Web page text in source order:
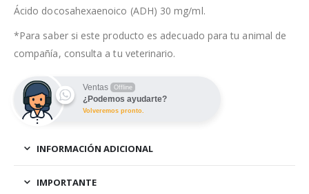
Ácido docosahexaenoico (ADH) 30 mg/ml.
*Para saber si este producto es adecuado para tu animal de
compañía, consulta a tu veterinario.
Ventas Offline
¿Podemos ayudarte?
Volveremos pronto.
INFORMACIÓN ADICIONAL
IMPORTANTE